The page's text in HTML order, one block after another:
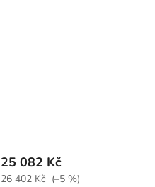
25 082 Kč
26 402 Kč (–5 %)